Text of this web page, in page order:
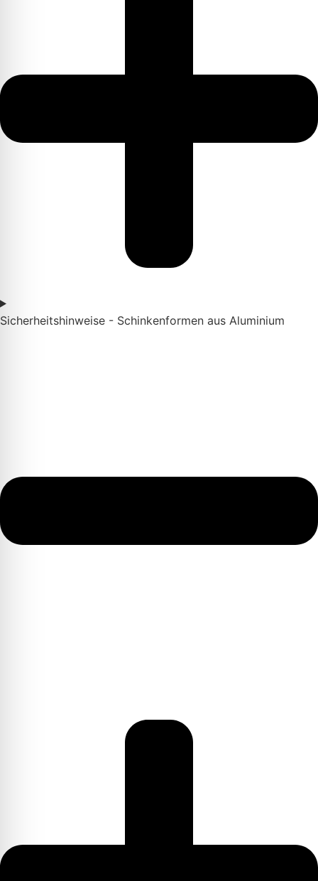
Sicherheitshinweise - Schinkenformen aus Aluminium